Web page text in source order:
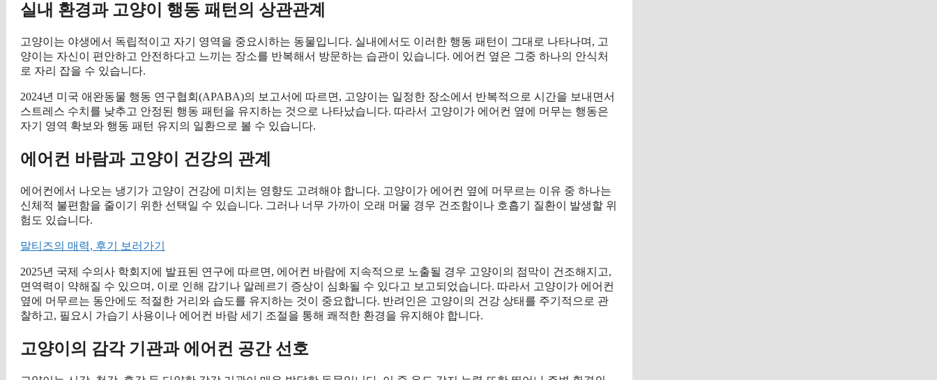
실내 환경과 고양이 행동 패턴의 상관관계
고양이는 야생에서 독립적이고 자기 영역을 중요시하는 동물입니다. 실내에서도 이러한 행동 패턴이 그대로 나타나며, 고
양이는 자신이 편안하고 안전하다고 느끼는 장소를 반복해서 방문하는 습관이 있습니다. 에어컨 옆은 그중 하나의 안식처
로 자리 잡을 수 있습니다.
2024년 미국 애완동물 행동 연구협회(APABA)의 보고서에 따르면, 고양이는 일정한 장소에서 반복적으로 시간을 보내면서
스트레스 수치를 낮추고 안정된 행동 패턴을 유지하는 것으로 나타났습니다. 따라서 고양이가 에어컨 옆에 머무는 행동은
자기 영역 확보와 행동 패턴 유지의 일환으로 볼 수 있습니다.
에어컨 바람과 고양이 건강의 관계
에어컨에서 나오는 냉기가 고양이 건강에 미치는 영향도 고려해야 합니다. 고양이가 에어컨 옆에 머무르는 이유 중 하나는
신체적 불편함을 줄이기 위한 선택일 수 있습니다. 그러나 너무 가까이 오래 머물 경우 건조함이나 호흡기 질환이 발생할 위
험도 있습니다.
말티즈의 매력, 후기 보러가기
2025년 국제 수의사 학회지에 발표된 연구에 따르면, 에어컨 바람에 지속적으로 노출될 경우 고양이의 점막이 건조해지고,
면역력이 약해질 수 있으며, 이로 인해 감기나 알레르기 증상이 심화될 수 있다고 보고되었습니다. 따라서 고양이가 에어컨
옆에 머무르는 동안에도 적절한 거리와 습도를 유지하는 것이 중요합니다. 반려인은 고양이의 건강 상태를 주기적으로 관
찰하고, 필요시 가습기 사용이나 에어컨 바람 세기 조절을 통해 쾌적한 환경을 유지해야 합니다.
고양이의 감각 기관과 에어컨 공간 선호